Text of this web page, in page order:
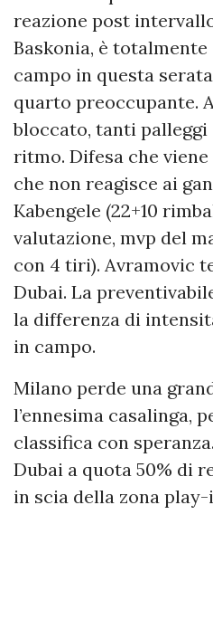
reazione post
Baskonia, è
campo in questa
quarto preoccupante.
bloccato, tanti palleggi
ritmo. Difesa che
che non reagisce ai
Kabengele (22+10
valutazione, mvp del
con 4 tiri). Avramovic
Dubai. La
la differenza di
in campo.
Milano perde una
l’ennesima casalinga,
classifica con
Dubai a quota 50% di
in scia della zona play-